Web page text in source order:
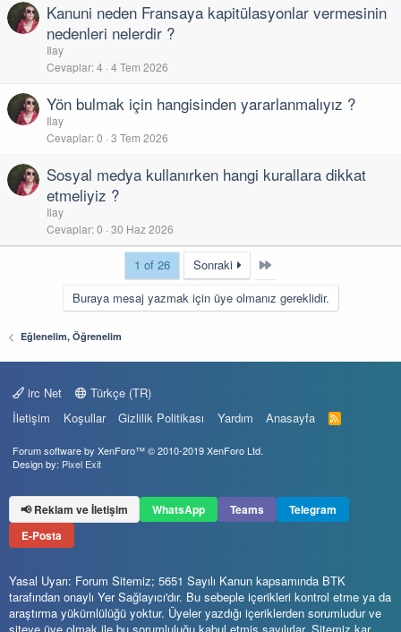
Kanuni neden Fransaya kapitülasyonlar vermesinin
nedenleri nelerdir ?
Ilay
Cevaplar 4 4 Tem 2026
Yön bulmak için hangisinden yararlanmalıyız ?
Ilay
Cevaplar 0 3 Tem 2026
Sosyal medya kullanırken hangi kurallara dikkat
etmeliyiz ?
Ilay
Cevaplar 0 30 Haz 2026
1 of 26 Sonraki
Last
Buraya mesaj yazmak için üye olmanız gereklidir.
Eğlenelim, Öğrenelim
irc Net
Türkçe (TR)
İletişim
Koşullar Gizlilik Politikası Yardım Anasayfa
R
S
Forum software by XenForo™© 2010-2019 XenForo Ltd.
Design by: Pixel Exit
📢 Reklam ve İletişim WhatsApp Teams
Telegram
E-Posta
Yasal Uyarı: Forum Sitemiz; 5651 Sayılı Kanun kapsamında BTK
tarafından onaylı Yer Sağlayıcı'dır. Bu sebeple içerikleri kontrol etme ya da
araştırma yükümlülüğü yoktur. Üyeler yazdığı içeriklerden sorumludur ve